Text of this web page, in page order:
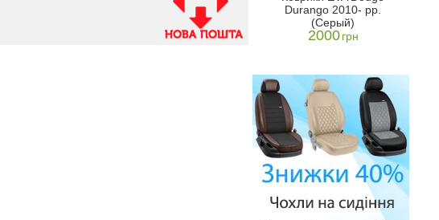
(5місць) MOD
резиновый - AvtoGumm
1770грн
Durango 2010- рр.
(Серый)
2000 грн